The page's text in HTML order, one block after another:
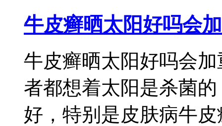
牛皮癣晒太阳好吗会加
牛皮癣晒太阳好吗会
者都想着太阳是杀菌
好，特别是皮肤病牛